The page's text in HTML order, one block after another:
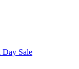
Day Sale